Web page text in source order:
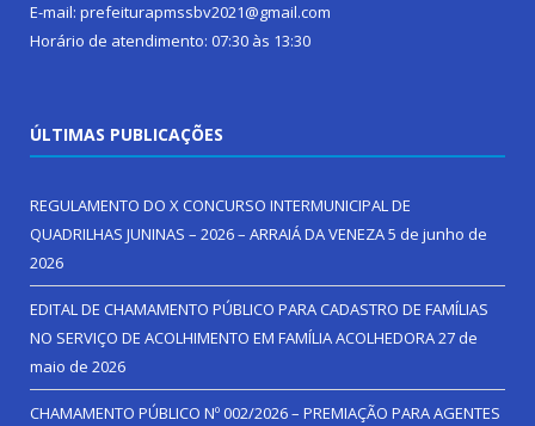
E-mail: prefeiturapmssbv2021@gmail.com
Horário de atendimento: 07:30 às 13:30
ÚLTIMAS PUBLICAÇÕES
REGULAMENTO DO X CONCURSO INTERMUNICIPAL DE
QUADRILHAS JUNINAS – 2026 – ARRAIÁ DA VENEZA5 de junho de
2026
EDITAL DE CHAMAMENTO PÚBLICO PARA CADASTRO DE FAMÍLIAS
NO SERVIÇO DE ACOLHIMENTO EM FAMÍLIA ACOLHEDORA27 de
maio de 2026
CHAMAMENTO PÚBLICO Nº 002/2026 – PREMIAÇÃO PARA AGENTES